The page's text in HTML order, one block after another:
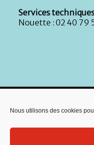
Nous utilisons des cookies
Services
Nouette : 02 40 79